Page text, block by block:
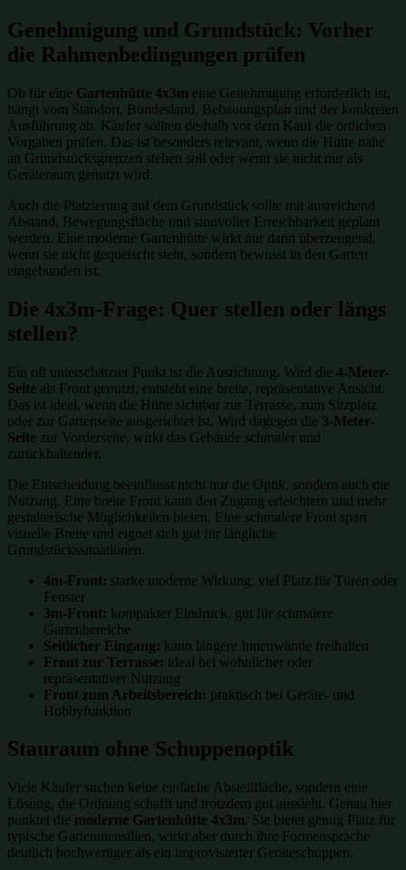
Genehmigung und Grundstück: Vorher
die Rahmenbedingungen prüfen
Ob für eine Gartenhütte 4x3m eine Genehmigung erforderlich ist,
hängt vom Standort, Bundesland, Bebauungsplan und der konkreten
Ausführung ab. Käufer sollten deshalb vor dem Kauf die örtlichen
Vorgaben prüfen. Das ist besonders relevant, wenn die Hütte nahe
an Grundstücksgrenzen stehen soll oder wenn sie nicht nur als
Geräteraum genutzt wird.
Auch die Platzierung auf dem Grundstück sollte mit ausreichend
Abstand, Bewegungsfläche und sinnvoller Erreichbarkeit geplant
werden. Eine moderne Gartenhütte wirkt nur dann überzeugend,
wenn sie nicht gequetscht steht, sondern bewusst in den Garten
eingebunden ist.
Die 4x3m-Frage: Quer stellen oder längs
stellen?
Ein oft unterschätzter Punkt ist die Ausrichtung. Wird die 4-Meter-
Seite als Front genutzt, entsteht eine breite, repräsentative Ansicht.
Das ist ideal, wenn die Hütte sichtbar zur Terrasse, zum Sitzplatz
oder zur Gartenseite ausgerichtet ist. Wird dagegen die 3-Meter-
Seite zur Vorderseite, wirkt das Gebäude schmaler und
zurückhaltender.
Die Entscheidung beeinflusst nicht nur die Optik, sondern auch die
Nutzung. Eine breite Front kann den Zugang erleichtern und mehr
gestalterische Möglichkeiten bieten. Eine schmalere Front spart
visuelle Breite und eignet sich gut für längliche
Grundstückssituationen.
4m-Front: starke moderne Wirkung, viel Platz für Türen oder
Fenster
3m-Front: kompakter Eindruck, gut für schmalere
Gartenbereiche
Seitlicher Eingang: kann längere Innenwände freihalten
Front zur Terrasse: ideal bei wohnlicher oder
repräsentativer Nutzung
Front zum Arbeitsbereich: praktisch bei Geräte- und
Hobbyfunktion
Stauraum ohne Schuppenoptik
Viele Käufer suchen keine einfache Abstellfläche, sondern eine
Lösung, die Ordnung schafft und trotzdem gut aussieht. Genau hier
punktet die moderne Gartenhütte 4x3m. Sie bietet genug Platz für
typische Gartenutensilien, wirkt aber durch ihre Formensprache
deutlich hochwertiger als ein improvisierter Geräteschuppen.